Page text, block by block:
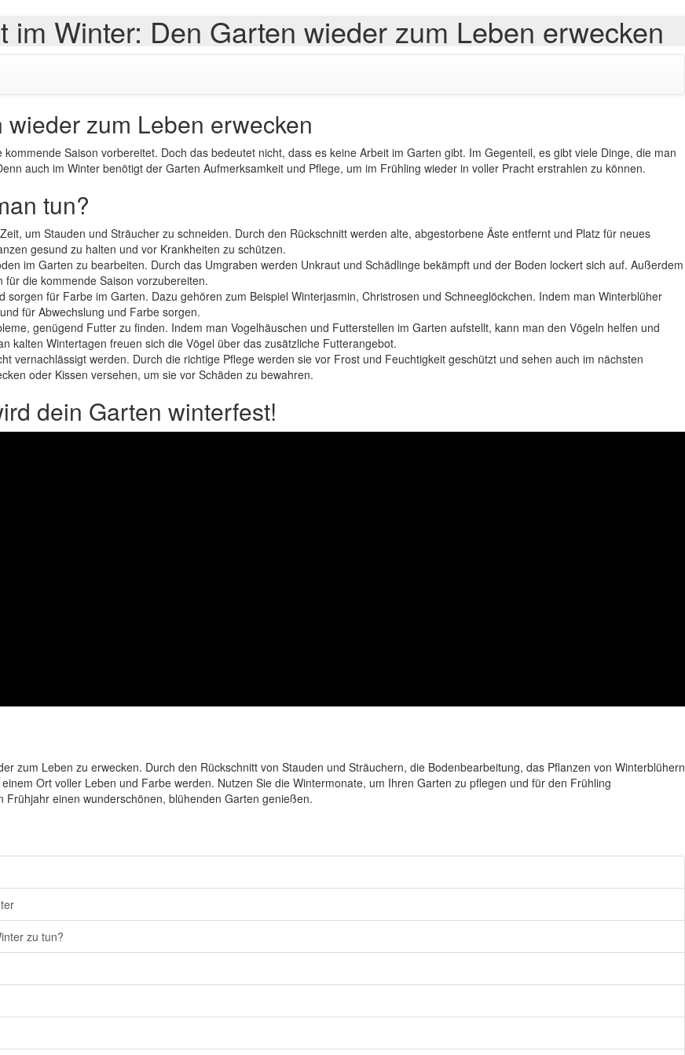
im Winter: Den Garten wieder zum Leben erwecken
zum Leben erwecken
Saison vorbereitet. Doch das bedeutet nicht, dass es keine Arbeit im Garten gibt. Im Gegenteil, es gibt viele Dinge, die man
auch im Winter benötigt der Garten Aufmerksamkeit und Pflege, um im Frühling wieder in voller Pracht erstrahlen zu können.
tun?
um Stauden und Sträucher zu schneiden. Durch den Rückschnitt werden alte, abgestorbene Äste entfernt und Platz für neues
gesund zu halten und vor Krankheiten zu schützen.
im Garten zu bearbeiten. Durch das Umgraben werden Unkraut und Schädlinge bekämpft und der Boden lockert sich auf. Außerdem
die kommende Saison vorzubereiten.
für Farbe im Garten. Dazu gehören zum Beispiel Winterjasmin, Christrosen und Schneeglöckchen. Indem man Winterblüher
für Abwechslung und Farbe sorgen.
genügend Futter zu finden. Indem man Vogelhäuschen und Futterstellen im Garten aufstellt, kann man den Vögeln helfen und
kalten Wintertagen freuen sich die Vögel über das zusätzliche Futterangebot.
vernachlässigt werden. Durch die richtige Pflege werden sie vor Frost und Feuchtigkeit geschützt und sehen auch im nächsten
oder Kissen versehen, um sie vor Schäden zu bewahren.
dein Garten winterfest!
zum Leben zu erwecken. Durch den Rückschnitt von Stauden und Sträuchern, die Bodenbearbeitung, das Pflanzen von Winterblühern
Ort voller Leben und Farbe werden. Nutzen Sie die Wintermonate, um Ihren Garten zu pflegen und für den Frühling
einen wunderschönen, blühenden Garten genießen.
zu tun?